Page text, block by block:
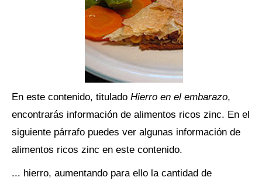
En este contenido, titulado Hierro en el embarazo,
encontrarás información de alimentos ricos zinc. En el
siguiente párrafo puedes ver algunas información de
alimentos ricos zinc en este contenido.
... hierro, aumentando para ello la cantidad de